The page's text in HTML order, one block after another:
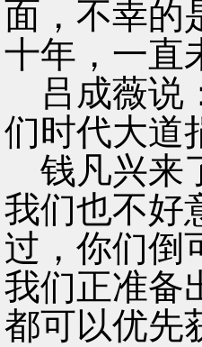
面，不幸的
十年，一
吕成薇说
们时代大道
钱凡兴来
我们也不好
过，你们倒
我们正准备
都可以优先